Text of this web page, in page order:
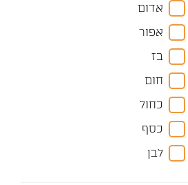
350X250
350X300
370X270
400X300
קוטר 120
קוטר 150
קוטר 180
אדום
אפור
בז
חום
כחול
כסף
לבן